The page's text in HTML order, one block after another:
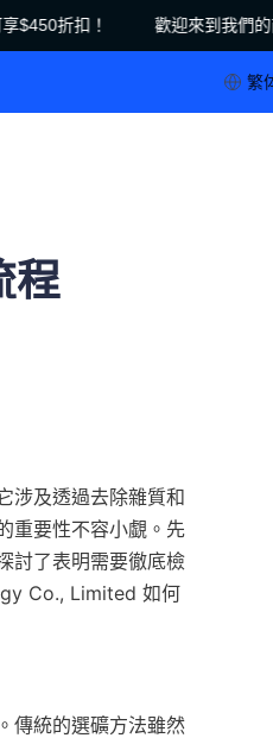
折扣！
歡迎來到我們的
五特賣｜最高可享$450折扣！
繁
程
涉及透過去除雜質和
重要性不容小覷。先
討了表明需要徹底檢
Co., Limited 如何
傳統的選礦方法雖然